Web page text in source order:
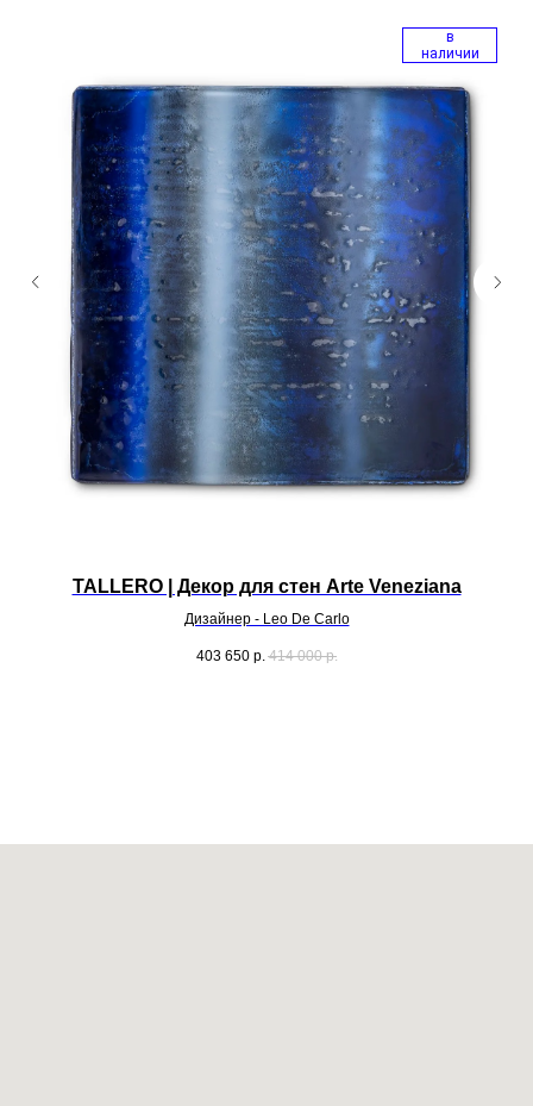
в
наличии
TALLERO | Декор для стен Arte Veneziana
Дизайнер - Leo De Carlo
403 650 р. 414 000 р.